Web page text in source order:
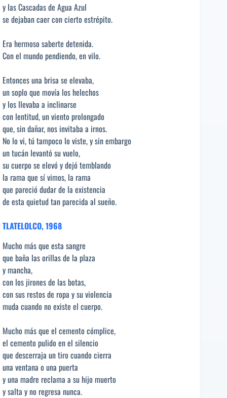
y las Cascadas de Agua Azul
se dejaban caer con cierto estrépito.
Era hermoso saberte detenida.
Con el mundo pendiendo, en vilo.
Entonces una brisa se elevaba,
un soplo que movía los helechos
y los llevaba a inclinarse
con lentitud, un viento prolongado
que, sin dañar, nos invitaba a irnos.
No lo vi, tú tampoco lo viste, y sin embargo
un tucán levantó su vuelo,
su cuerpo se elevó y dejó temblando
la rama que sí vimos, la rama
que pareció dudar de la existencia
de esta quietud tan parecida al sueño.
TLATELOLCO, 1968
Mucho más que esta sangre
que baña las orillas de la plaza
y mancha,
con los jirones de las botas,
con sus restos de ropa y su violencia
muda cuando no existe el cuerpo.
Mucho más que el cemento cómplice,
el cemento pulido en el silencio
que descerraja un tiro cuando cierra
una ventana o una puerta
y una madre reclama a su hijo muerto
y salta y no regresa nunca.